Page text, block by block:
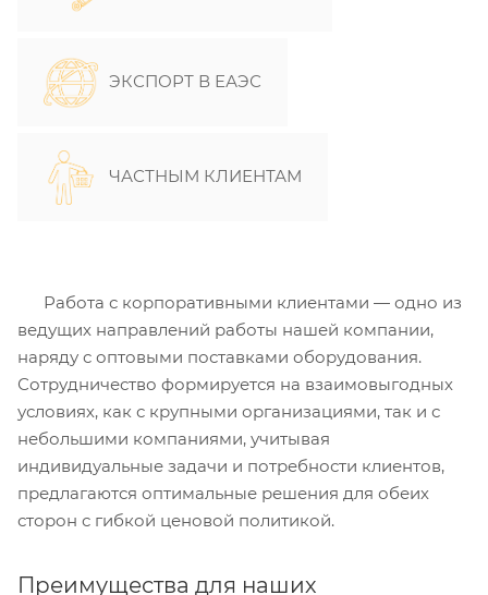
ЭКСПОРТ В ЕАЭС
ЧАСТНЫМ КЛИЕНТАМ
Работа с корпоративными клиентами — одно из
ведущих направлений работы нашей компании,
наряду с оптовыми поставками оборудования.
Сотрудничество формируется на взаимовыгодных
условиях, как с крупными организациями, так и с
небольшими компаниями, учитывая
индивидуальные задачи и потребности клиентов,
предлагаются оптимальные решения для обеих
сторон с гибкой ценовой политикой.
Преимущества для наших